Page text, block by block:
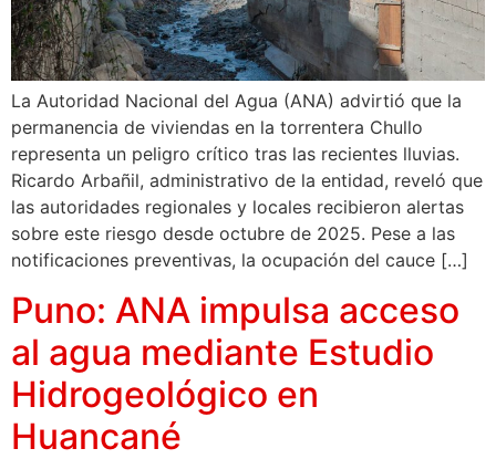
La Autoridad Nacional del Agua (ANA) advirtió que la
permanencia de viviendas en la torrentera Chullo
representa un peligro crítico tras las recientes lluvias.
Ricardo Arbañil, administrativo de la entidad, reveló que
las autoridades regionales y locales recibieron alertas
sobre este riesgo desde octubre de 2025. Pese a las
notificaciones preventivas, la ocupación del cauce […]
Puno: ANA impulsa acceso
al agua mediante Estudio
Hidrogeológico en
Huancané